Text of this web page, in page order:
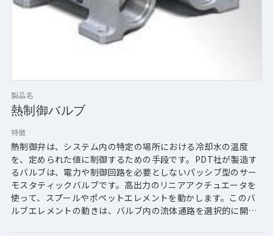
製品名
熱制御バルブ
特徴
熱制御弁は、システム内の特定の場所における冷却水の温度
を、定められた値に制御するための手段です。PDT社が製造す
るバルブは、電力や制御回路を必要としないパッシブ型のサー
モスタティックバルブです。高出力のリニアアクチュエータを
使って、スプールやポペットエレメントを動かします。このバ
ルブエレメントの動きは、バルブ内の流体通路を選択的に開閉